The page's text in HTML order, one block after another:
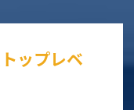
ップレベ